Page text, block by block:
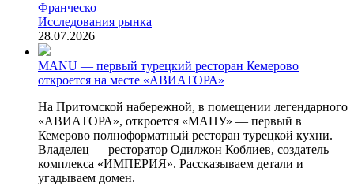
Франческо
Исследования рынка
28.07.2026
MANU — первый турецкий ресторан Кемерово
откроется на месте «АВИАТОРА»
На Притомской набережной, в помещении легендарного
«АВИАТОРА», откроется «МАНУ» — первый в
Кемерово полноформатный ресторан турецкой кухни.
Владелец — ресторатор Одилжон Коблиев, создатель
комплекса «ИМПЕРИЯ». Рассказываем детали и
угадываем домен.